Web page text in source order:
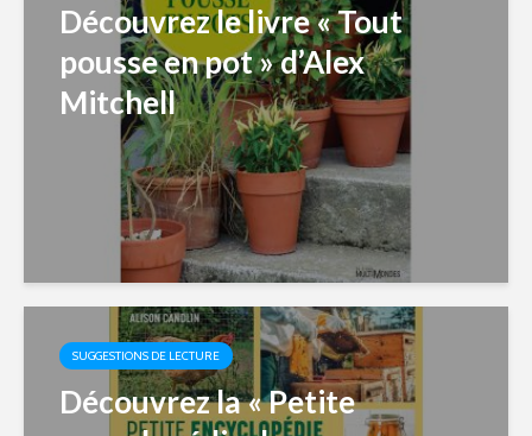
Découvrez le livre « Tout
pousse en pot » d’Alex
Mitchell
SUGGESTIONS DE LECTURE
Découvrez la « Petite